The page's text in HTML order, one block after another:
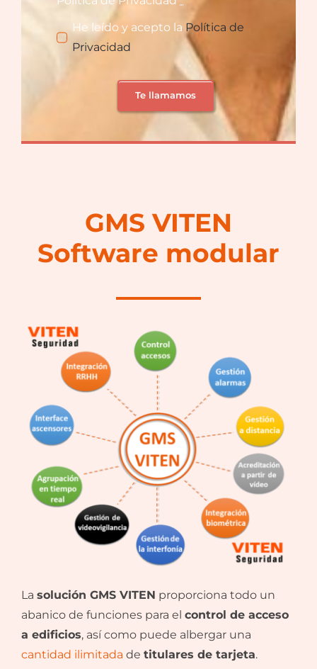
He leído y acepto la Política de
Privacidad
Te llamamos
GMS VITEN
Software modular
La solución GMS VITEN proporciona todo un
abanico de funciones para el control de acceso
a edificios, así como puede albergar una
cantidad ilimitada de titulares de tarjeta.